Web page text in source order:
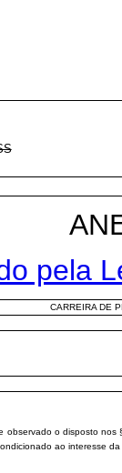
pela
CARREIRA DE
observado o disposto nos
ao interesse